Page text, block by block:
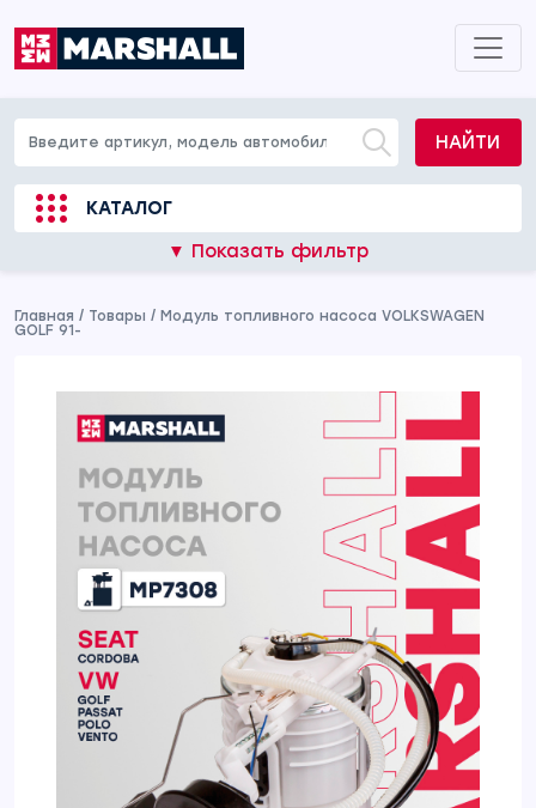
НАЙТИ
КАТАЛОГ
▼ Показать фильтр
Главная / Товары / Модуль топливного насоса VOLKSWAGEN
GOLF 91-